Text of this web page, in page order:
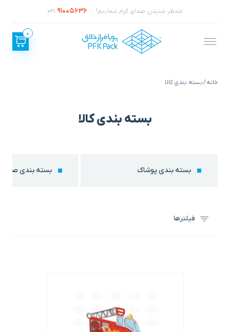
منتظر شنیدن صدای گرم شماییم! 91005636
021
0
خانه/ بسته بندی کالا
بسته بندی کالا
بسته بندی پوشاک بسته بندی
فیلترها